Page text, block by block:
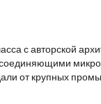
с авторской
от крупных